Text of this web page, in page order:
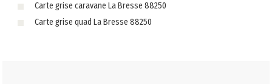
Carte grise caravane La Bresse 88250
Carte grise quad La Bresse 88250